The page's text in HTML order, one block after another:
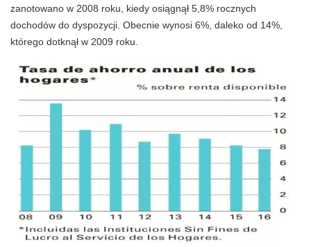
zanotowano w 2008 roku, kiedy osiągnął 5,8% rocznych
dochodów do dyspozycji. Obecnie wynosi 6%, daleko od 14%,
którego dotknął w 2009 roku.